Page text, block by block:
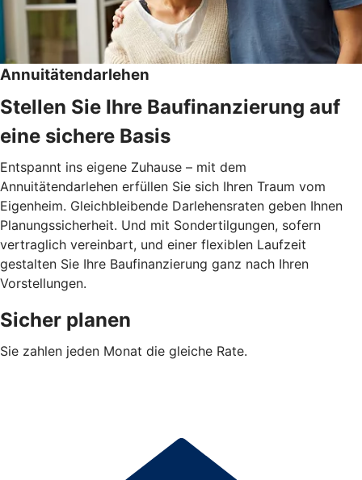
Annuitätendarlehen
Stellen Sie Ihre Baufinanzierung auf
eine sichere Basis
Entspannt ins eigene Zuhause – mit dem
Annuitätendarlehen erfüllen Sie sich Ihren Traum vom
Eigenheim. Gleichbleibende Darlehensraten geben Ihnen
Planungssicherheit. Und mit Sondertilgungen, sofern
vertraglich vereinbart, und einer flexiblen Laufzeit
gestalten Sie Ihre Baufinanzierung ganz nach Ihren
Vorstellungen.
Sicher planen
Sie zahlen jeden Monat die gleiche Rate.